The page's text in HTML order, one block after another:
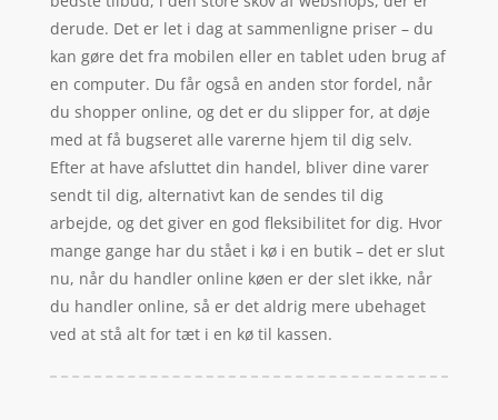
derude. Det er let i dag at sammenligne priser – du
kan gøre det fra mobilen eller en tablet uden brug af
en computer. Du får også en anden stor fordel, når
du shopper online, og det er du slipper for, at døje
med at få bugseret alle varerne hjem til dig selv.
Efter at have afsluttet din handel, bliver dine varer
sendt til dig, alternativt kan de sendes til dig
arbejde, og det giver en god fleksibilitet for dig. Hvor
mange gange har du stået i kø i en butik – det er slut
nu, når du handler online køen er der slet ikke, når
du handler online, så er det aldrig mere ubehaget
ved at stå alt for tæt i en kø til kassen.